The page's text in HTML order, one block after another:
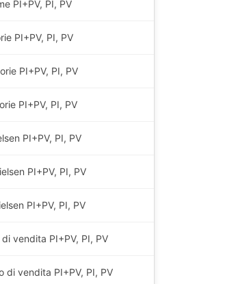
PI+PV, PI, PV
PI+PV, PI, PV
PI+PV, PI, PV
PI+PV, PI, PV
PI+PV, PI, PV
PI+PV, PI, PV
PI+PV, PI, PV
vendita PI+PV, PI, PV
di vendita PI+PV, PI, PV